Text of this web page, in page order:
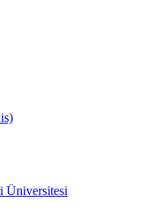
Üniversitesi